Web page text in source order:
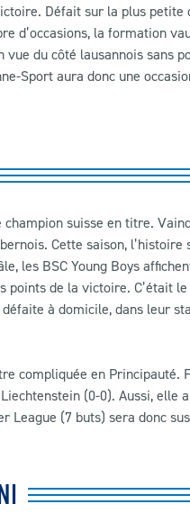
Défait sur la plus petite
d’occasions, la formation
vue du côté lausannois sans
Sport aura donc une
suisse en titre.
Cette saison,
les BSC Young Boys
de la victoire. C’était
à domicile, dans leur
compliquée en
(0-0). Aussi, elle
(7 buts) sera donc